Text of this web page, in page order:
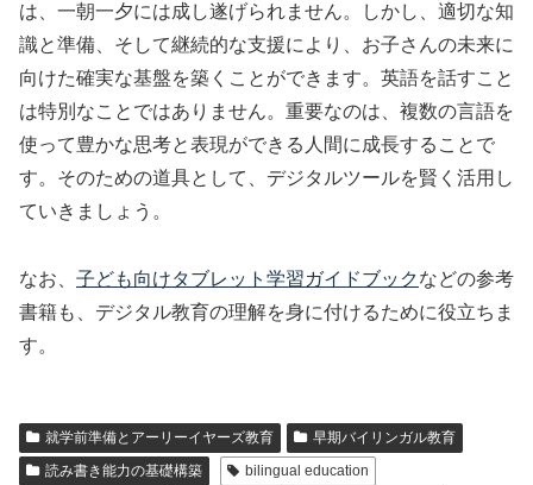
は、一朝一夕には成し遂げられません。しかし、適切な知
識と準備、そして継続的な支援により、お子さんの未来に
向けた確実な基盤を築くことができます。英語を話すこと
は特別なことではありません。重要なのは、複数の言語を
使って豊かな思考と表現ができる人間に成長することで
す。そのための道具として、デジタルツールを賢く活用し
ていきましょう。
なお、 子ども向けタブレット学習ガイドブックなどの参考
書籍も、デジタル教育の理解を身に付けるために役立ちま
す。
就学前準備とアーリーイヤーズ教育
早期バイリンガル教育
読み書き能力の基礎構築
bilingual education